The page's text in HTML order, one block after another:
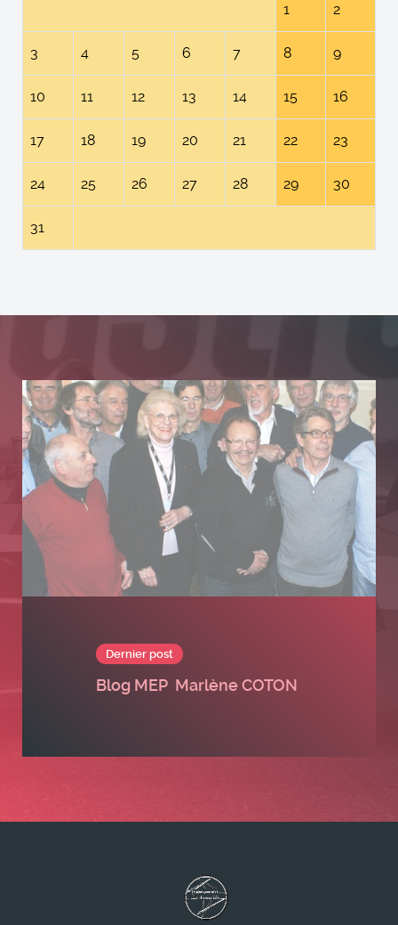
1 2
3 4 5 6 7 8 9
10 11 12 13 14 15 16
17 18 19 20 21 22 23
24 25 26 27 28 29 30
31
Dernier post
Blog MEP Marlène COTON